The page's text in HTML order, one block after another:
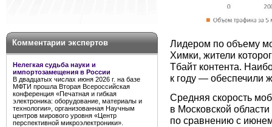
Комментарии экспертов
Нелегкая судьба науки и
импортозамещения в России
В двадцатых числах июня 2026 г. на базе
МФТИ прошла Вторая Всероссийская
конференция «Печатная и гибкая
электроника: оборудование, материалы и
технологии», организованная Научным
центров мирового уровня «Центр
перспективной микроэлектроники».
Лидером по объему
Химки, жители
Тбайт контента.
к году — обеспечили
Средняя скорость
в Московской
по сравнению с